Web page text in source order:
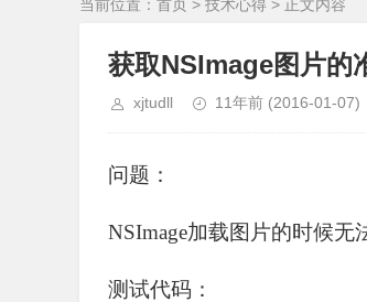
当前位置： 首页 > 技术心得 > 正文内容
获取NSImage图片的
xjtudll 11年前 (2016-01-07)
问题：
NSImage加载图片的时候
测试代码：